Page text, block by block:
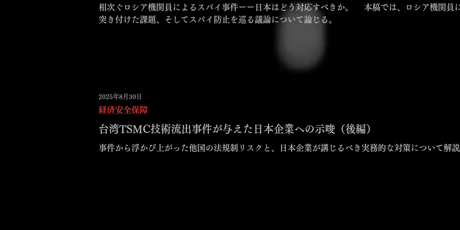
相次ぐロシア機関員によるスパイ事件ーー日本はどう対応すべきか。 本稿では、ロシア機関員によるスパイ事件の実態と、本件が
突き付けた課題、そしてスパイ防止を巡る議論について論じる。
台湾TSMC技術流出事件が与えた日本企業への示唆（後編）
事件から浮かび上がった他国の法規制リスクと、日本企業が講じるべき実務的な対策について解
経済安全保障
2025年8月30日